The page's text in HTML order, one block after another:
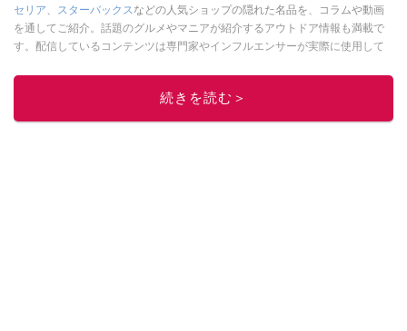
セリア、 スターバックスなどの人気ショップの隠れた名品を、コラムや動画
を通してご紹介。話題のグルメやマニアが紹介するアウトドア情報も満載で
す。配信しているコンテンツは専門家やインフルエンサーが実際に使用して
ニュースでフォロー
続きを読む＞